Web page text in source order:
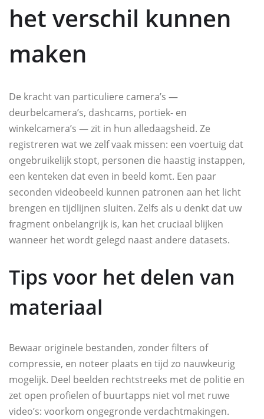
het verschil kunnen
maken
De kracht van particuliere camera’s —
deurbelcamera’s, dashcams, portiek- en
winkelcamera’s — zit in hun alledaagsheid. Ze
registreren wat we zelf vaak missen: een voertuig dat
ongebruikelijk stopt, personen die haastig instappen,
een kenteken dat even in beeld komt. Een paar
seconden videobeeld kunnen patronen aan het licht
brengen en tijdlijnen sluiten. Zelfs als u denkt dat uw
fragment onbelangrijk is, kan het cruciaal blijken
wanneer het wordt gelegd naast andere datasets.
Tips voor het delen van
materiaal
Bewaar originele bestanden, zonder filters of
compressie, en noteer plaats en tijd zo nauwkeurig
mogelijk. Deel beelden rechtstreeks met de politie en
zet open profielen of buurtapps niet vol met ruwe
video’s: voorkom ongegronde verdachtmakingen.